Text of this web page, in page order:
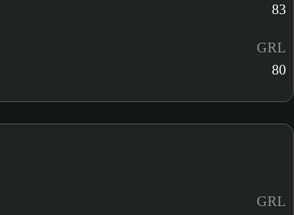
83
GRL
80
GRL